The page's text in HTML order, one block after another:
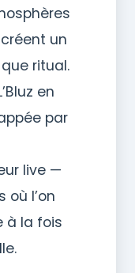
un
ritual.
en
par
live —
où l’on
à la fois